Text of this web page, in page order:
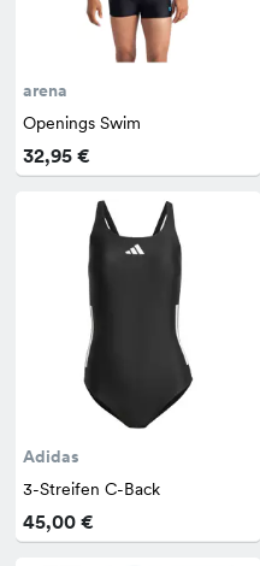
arena
Openings Swim
32,95 €
Adidas
3-Streifen C-Back
45,00 €